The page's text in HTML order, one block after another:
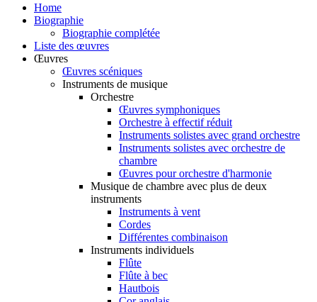
Home
Biographie
Biographie complétée
Liste des œuvres
Œuvres
Œuvres scéniques
Instruments de musique
Orchestre
Œuvres symphoniques
Orchestre à effectif réduit
Instruments solistes avec grand orchestre
Instruments solistes avec orchestre de
chambre
Œuvres pour orchestre d'harmonie
Musique de chambre avec plus de deux
instruments
Instruments à vent
Cordes
Différentes combinaison
Instruments individuels
Flûte
Flûte à bec
Hautbois